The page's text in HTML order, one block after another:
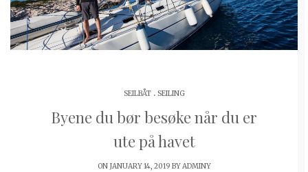
SEILBÅT. SEILING
Byene du bør besøke når du er
ute på havet
ON JANUARY 14, 2019 BYADMINY